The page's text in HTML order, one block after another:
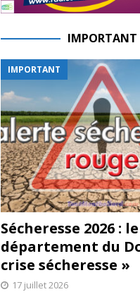
IMPORTANT
IMPORTANT
Sécheresse 2026 : le
département du
crise sécheresse »
17 juillet 2026